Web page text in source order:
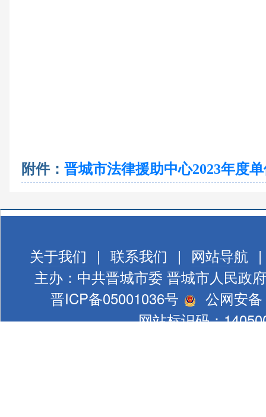
附件： 晋城市法律援助中心2023年度
关于我们 | 联系我们 | 网站导航 |
主办：中共晋城市委 晋城市人民政府
晋ICP备05001036号
公网安
网站标识码：